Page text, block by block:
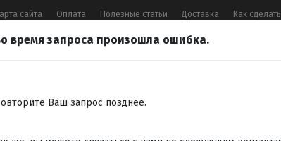
сайта Оплата Полезные статьи Доставка Как
04 50
время запроса произошла ошибка.
Ваш запрос позднее.